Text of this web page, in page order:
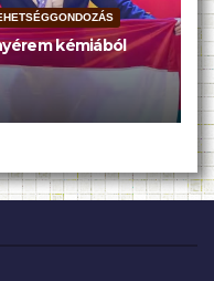
kémiából